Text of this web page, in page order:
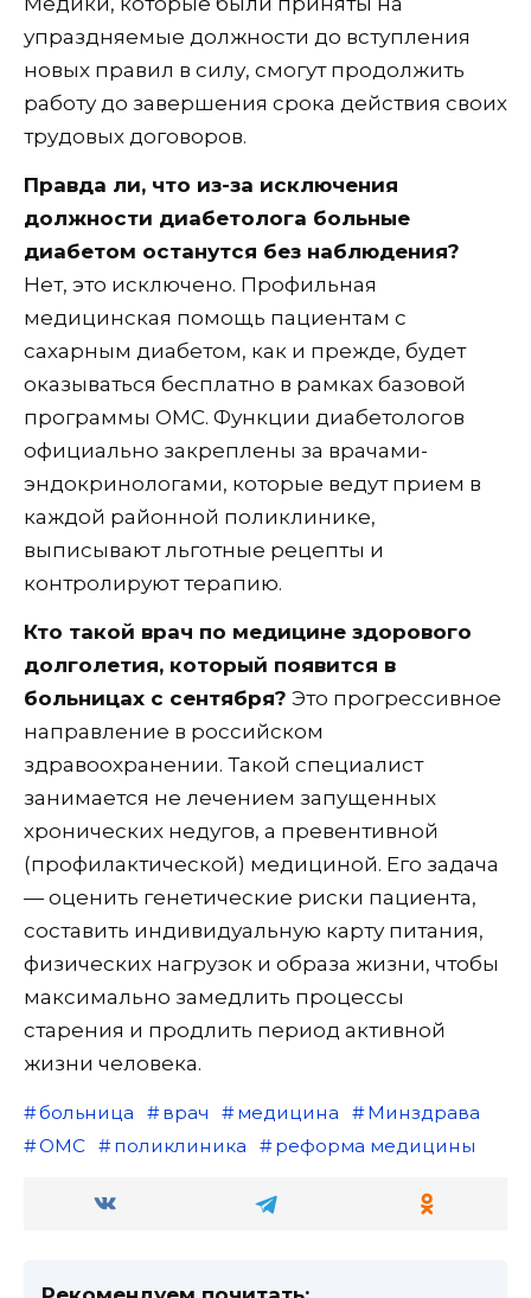
упраздняемые должности до вступления
новых правил в силу, смогут продолжить
работу до завершения срока действия своих
трудовых договоров.
Правда ли, что из-за исключения
должности диабетолога больные
диабетом останутся без наблюдения?
Нет, это исключено. Профильная
медицинская помощь пациентам с
сахарным диабетом, как и прежде, будет
оказываться бесплатно в рамках базовой
программы ОМС. Функции диабетологов
официально закреплены за врачами-
эндокринологами, которые ведут прием в
каждой районной поликлинике,
выписывают льготные рецепты и
контролируют терапию.
Кто такой врач по медицине здорового
долголетия, который появится в
больницах с сентября? Это прогрессивное
направление в российском
здравоохранении. Такой специалист
занимается не лечением запущенных
хронических недугов, а превентивной
(профилактической) медициной. Его задача
— оценить генетические риски пациента,
составить индивидуальную карту питания,
физических нагрузок и образа жизни, чтобы
максимально замедлить процессы
старения и продлить период активной
жизни человека.
больница врач медицина
Минздрава
ОМС
поликлиника реформа медицины